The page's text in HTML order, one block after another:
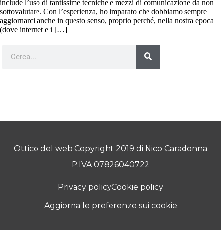
include l’uso di tantissime tecniche e mezzi di comunicazione da non
sottovalutare. Con l’esperienza, ho imparato che dobbiamo sempre
aggiornarci anche in questo senso, proprio perché, nella nostra epoca
(dove internet e i […]
Ottico del web Copyright 2019 di Nico Caradonna
P.IVA 07826040722
Privacy policyCookie policy
Aggiorna le preferenze sui cookie